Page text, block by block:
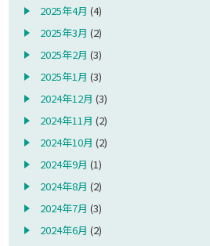
2025年4月 (4)
2025年3月 (2)
2025年2月 (3)
2025年1月 (3)
2024年12月 (3)
2024年11月 (2)
2024年10月 (2)
2024年9月 (1)
2024年8月 (2)
2024年7月 (3)
2024年6月 (2)